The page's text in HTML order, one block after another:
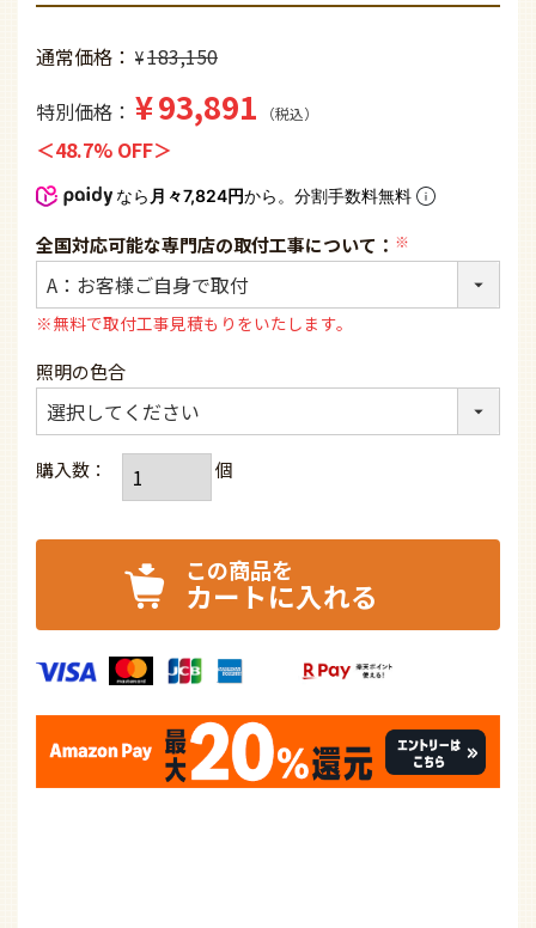
大風量 傾斜対応 LED 電球色/温白色/昼白色 5灯
軽量 高演色LED [R15] オーデリック製シーリン
グファンライト【OCB421】
¥93,891 税込
48.7% OFF
なら月々7,824円
(必
須)
※無料で取付工事見積もりをいたします。